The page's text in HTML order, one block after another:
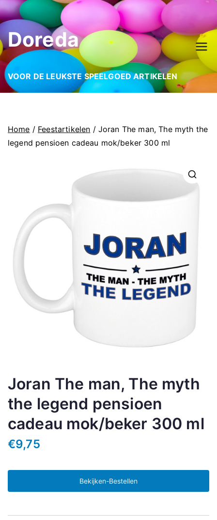
Ga
naar
de
inhoud
Doreda
VOOR DE LEUKSTE SPEELGOED ARTIKELEN
Home / Feestartikelen / Joran The man, The myth the
legend pensioen cadeau mok/beker 300 ml
Joran The man, The myth
the legend pensioen
cadeau mok/beker 300 ml
€9,75
Bekijken-Bestellen